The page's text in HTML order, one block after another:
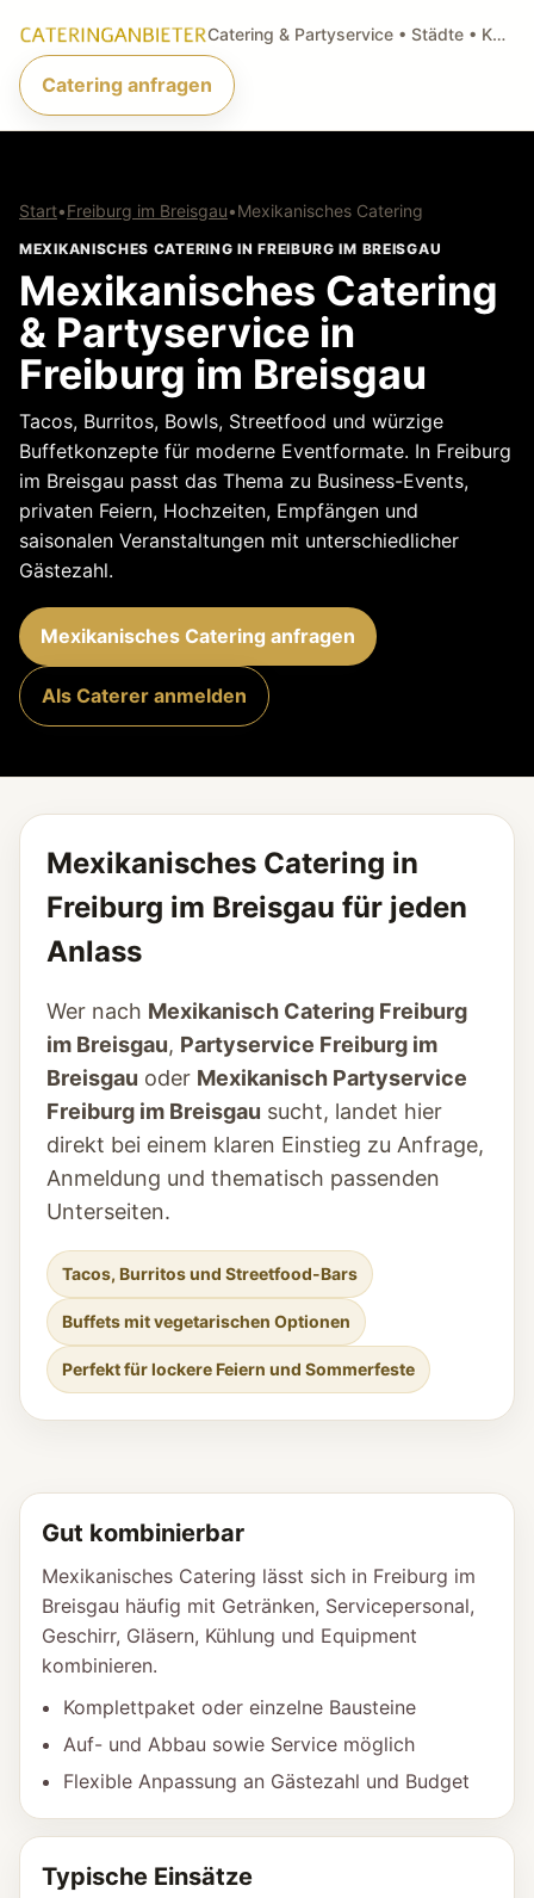
Catering & Partyservice • Städte • Küchenarten • Anfragen
Catering anfragen
Start•Freiburg im Breisgau•Mexikanisches Catering
MEXIKANISCHES CATERING IN FREIBURG IM BREISGAU
Mexikanisches Catering
& Partyservice in
Freiburg im Breisgau
Tacos, Burritos, Bowls, Streetfood und würzige
Buffetkonzepte für moderne Eventformate. In Freiburg
im Breisgau passt das Thema zu Business-Events,
privaten Feiern, Hochzeiten, Empfängen und
saisonalen Veranstaltungen mit unterschiedlicher
Gästezahl.
Mexikanisches Catering anfragen
Als Caterer anmelden
Mexikanisches Catering in
Freiburg im Breisgau für jeden
Anlass
Wer nach Mexikanisch Catering Freiburg
im Breisgau, Partyservice Freiburg im
Breisgau oder Mexikanisch Partyservice
Freiburg im Breisgau sucht, landet hier
direkt bei einem klaren Einstieg zu Anfrage,
Anmeldung und thematisch passenden
Unterseiten.
Tacos, Burritos und Streetfood-Bars
Buffets mit vegetarischen Optionen
Perfekt für lockere Feiern und Sommerfeste
Gut kombinierbar
Mexikanisches Catering lässt sich in Freiburg im
Breisgau häufig mit Getränken, Servicepersonal,
Geschirr, Gläsern, Kühlung und Equipment
kombinieren.
Komplettpaket oder einzelne Bausteine
Auf- und Abbau sowie Service möglich
Flexible Anpassung an Gästezahl und Budget
Typische Einsätze